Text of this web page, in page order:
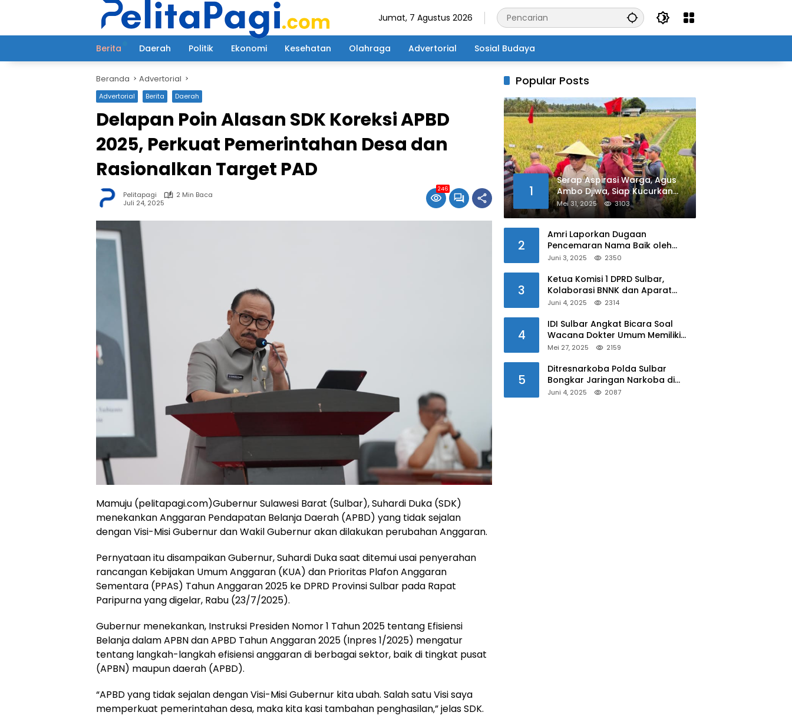
Jumat, 7 Agustus 2026
Berita Daerah Politik Ekonomi Kesehatan Olahraga Advertorial Sosial Budaya
Beranda Advertorial
Advertorial Berita Daerah
Delapan Poin Alasan SDK Koreksi APBD
2025, Perkuat Pemerintahan Desa dan
Rasionalkan Target PAD
Pelitapagi
2 Min Baca
Juli 24, 2025
246
Mamuju (pelitapagi.com)Gubernur Sulawesi Barat (Sulbar), Suhardi Duka (SDK)
menekankan Anggaran Pendapatan Belanja Daerah (APBD) yang tidak sejalan
dengan Visi-Misi Gubernur dan Wakil Gubernur akan dilakukan perubahan Anggaran.
Pernyataan itu disampaikan Gubernur, Suhardi Duka saat ditemui usai penyerahan
rancangan Kebijakan Umum Anggaran (KUA) dan Prioritas Plafon Anggaran
Sementara (PPAS) Tahun Anggaran 2025 ke DPRD Provinsi Sulbar pada Rapat
Paripurna yang digelar, Rabu (23/7/2025).
Gubernur menekankan, Instruksi Presiden Nomor 1 Tahun 2025 tentang Efisiensi
Belanja dalam APBN dan APBD Tahun Anggaran 2025 (Inpres 1/2025) mengatur
tentang langkah-langkah efisiensi anggaran di berbagai sektor, baik di tingkat pusat
(APBN) maupun daerah (APBD).
“APBD yang tidak sejalan dengan Visi-Misi Gubernur kita ubah. Salah satu Visi saya
memperkuat pemerintahan desa, maka kita kasi tambahan penghasilan,” jelas SDK.
Popular Posts
1
Serap Aspirasi Warga, Agus
Ambo Djiwa, Siap Kucurkan
Bantuan Pertanian di Kalukku
Mei 31, 2025 3103
2
Amri Laporkan Dugaan
Pencemaran Nama Baik oleh
Oknum Polisi ke Propam Polda
Juni 3, 2025 2350
3
Ketua Komisi 1 DPRD Sulbar,
Kolaborasi BNNK dan Aparat
Kepolisian Tekan Penyalahgunaan
Juni 4, 2025 2314
4
IDI Sulbar Angkat Bicara Soal
Wacana Dokter Umum Memiliki
Kewenangan Operasi Caesar
Mei 27, 2025 2159
5
Ditresnarkoba Polda Sulbar
Bongkar Jaringan Narkoba di
Mamuju, Dua Pria Ditangkap! Jejak
Juni 4, 2025 2087